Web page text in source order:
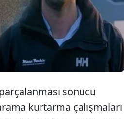
sonucu
kurtarma çalışmaları